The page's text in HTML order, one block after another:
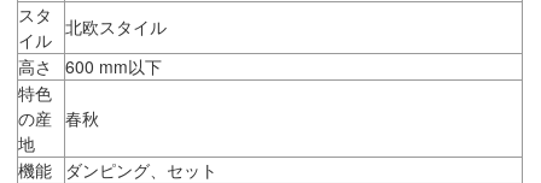
スタ
イル
北欧スタイル
高さ
600 mm以下
特色
の産
地
春秋
機能 ダンピング、セット